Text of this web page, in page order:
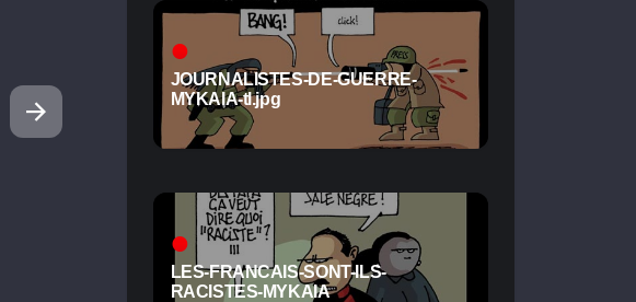
JOURNALISTES-DE-GUERRE-
MYKAIA-tl.jpg
LES-FRANCAIS-SONT-ILS-
RACISTES-MYKAIA